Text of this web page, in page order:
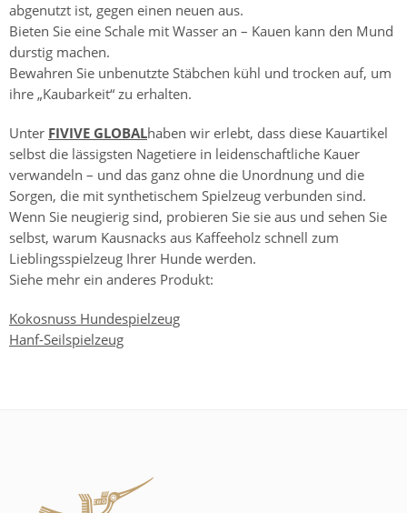
abgenutzt ist, gegen einen neuen aus.
Bieten Sie eine Schale mit Wasser an – Kauen kann den Mund
durstig machen.
Bewahren Sie unbenutzte Stäbchen kühl und trocken auf, um
ihre „Kaubarkeit“ zu erhalten.
Unter FIVIVE GLOBALhaben wir erlebt, dass diese Kauartikel
selbst die lässigsten Nagetiere in leidenschaftliche Kauer
verwandeln – und das ganz ohne die Unordnung und die
Sorgen, die mit synthetischem Spielzeug verbunden sind.
Wenn Sie neugierig sind, probieren Sie sie aus und sehen Sie
selbst, warum Kausnacks aus Kaffeeholz schnell zum
Lieblingsspielzeug Ihrer Hunde werden.
Siehe mehr ein anderes Produkt:
Kokosnuss Hundespielzeug
Hanf-Seilspielzeug